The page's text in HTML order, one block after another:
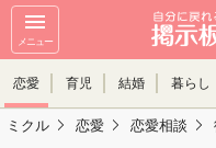
メニュー
恋愛 育児 結婚 暮らし
ミクル 恋愛 恋愛相談